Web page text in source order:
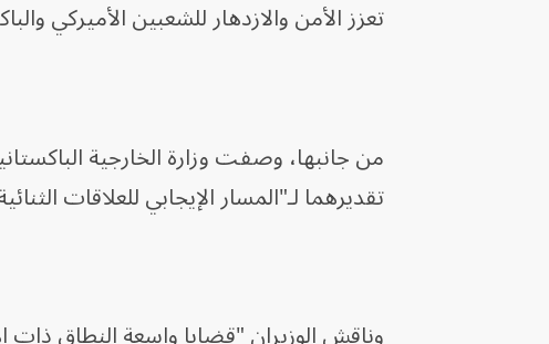
تعزز الأمن والازدهار للشعبين الأميركي
من جانبها، وصفت وزارة الخارجية
تقديرهما لـ"المسار الإيجابي للعلاقات